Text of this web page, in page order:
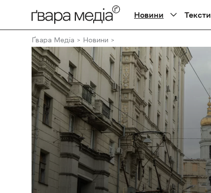
Новини Тексти
Ґвара Медіа Новини